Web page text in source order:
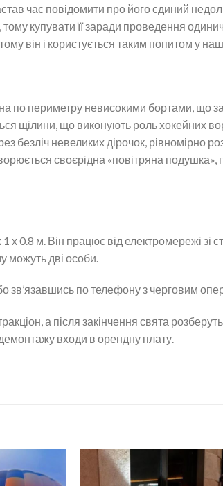
час повідомити про його єдиний
купувати її заради проведення
він і користується таким попитом у
по периметру невисокими бортами, що
щілини, що виконують роль хокейних
безліч невеликих дірочок, рівномірно
своєрідна «повітряна подушка»,
х 0.8 м. Він працює від електромережі зі
можуть дві особи.
зв’язавшись по телефону з черговим
а після закінчення свята
входи в орендну плату.